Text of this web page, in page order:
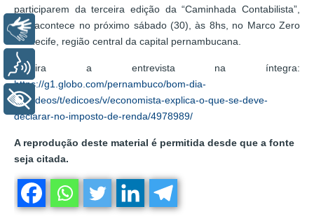
participarem da terceira edição da “Caminhada Contabilista”,
que acontece no próximo sábado (30), às 8hs, no Marco Zero
do Recife, região central da capital pernambucana.
Confira a entrevista na íntegra:
https://g1.globo.com/pernambuco/bom-dia-
pe/videos/t/edicoes/v/economista-explica-o-que-se-deve-
declarar-no-imposto-de-renda/4978989/
A reprodução deste material é permitida desde que a fonte
seja citada.
Libras
+ Acessibilidade